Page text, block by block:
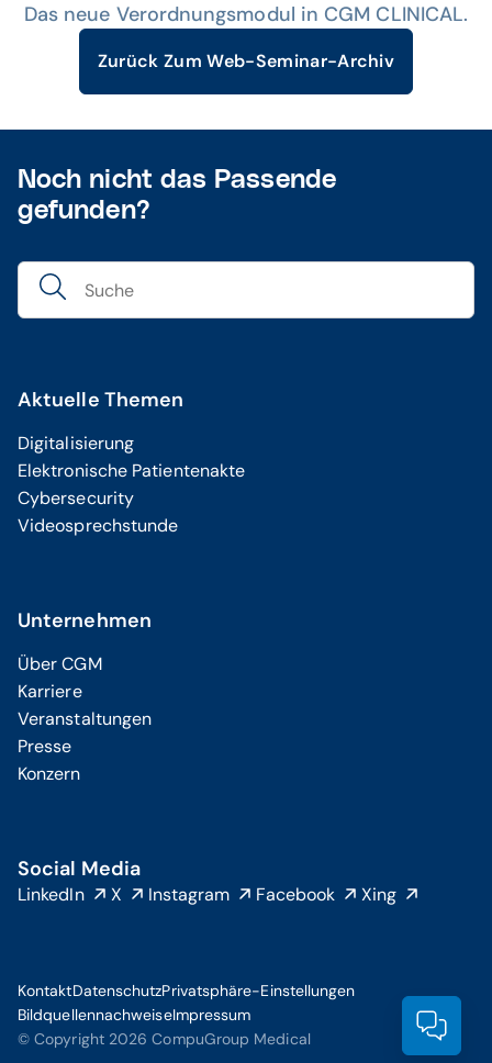
Das neue Verordnungsmodul in CGM CLINICAL.
Zurück Zum Web-Seminar-Archiv
Noch nicht das Passende
gefunden?
Aktuelle Themen
Digitalisierung
Elektronische Patientenakte
Cybersecurity
Videosprechstunde
Unternehmen
Über CGM
Karriere
Veranstaltungen
Presse
Konzern
Social Media
LinkedIn X Instagram Facebook Xing
© Copyright 2026 CompuGroup Medical
KontaktDatenschutzPrivatsphäre-Einstellungen
BildquellennachweiseImpressum